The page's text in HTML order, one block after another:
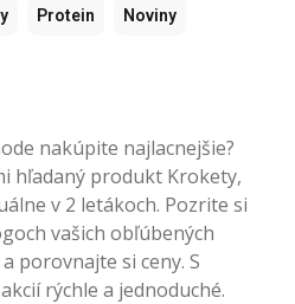
Protein Noviny
nakúpite najlacnejšie?
hľadaný produkt Krokety,
v 2 letákoch. Pozrite si
vašich obľúbených
porovnajte si ceny. S
rýchle a jednoduché.